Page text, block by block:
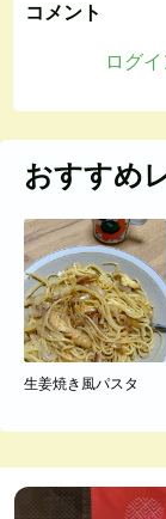
コメント
ログ
おすすめ
生姜焼き風パスタ